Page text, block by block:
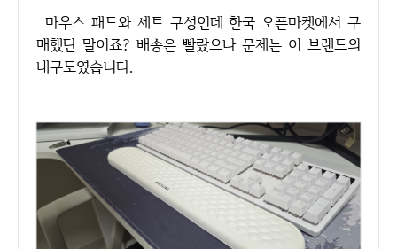
마우스 패드와 세트 구성인데 한국 오픈마켓에서 구
매했단 말이죠? 배송은 빨랐으나 문제는 이 브랜드의
내구도였습니다.